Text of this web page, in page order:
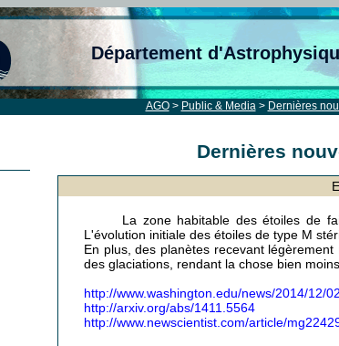
Département
AGO> Public & Media> Dernières
Dernières
La zone habitable des étoiles de
L'évolution initiale des étoiles de type M
En plus, des planètes recevant
des glaciations, rendant la chose bien
http://www.washington.edu/news/2014/12/
http://arxiv.org/abs/1411.5564
http://www.newscientist.com/article/